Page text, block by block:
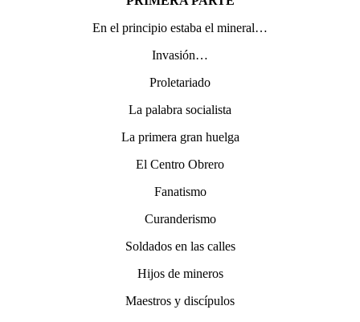
En el principio estaba el mineral…
Invasión…
Proletariado
La palabra socialista
La primera gran huelga
El Centro Obrero
Fanatismo
Curanderismo
Soldados en las calles
Hijos de mineros
Maestros y discípulos